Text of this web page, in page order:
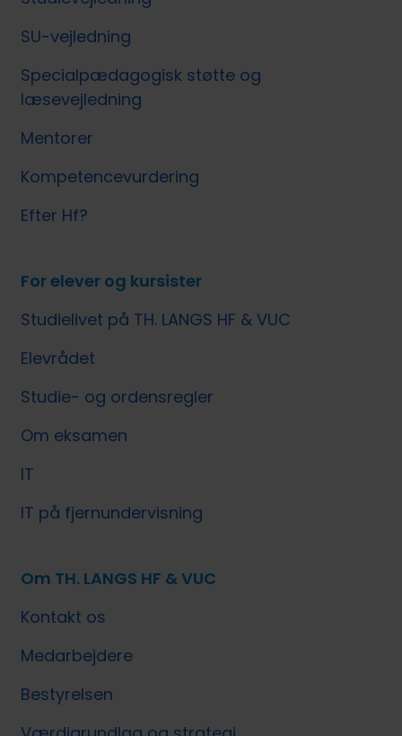
SU-vejledning
Specialpædagogisk støtte og
læsevejledning
Mentorer
Kompetencevurdering
Efter Hf?
For elever og kursister
Studielivet på TH. LANGS HF & VUC
Elevrådet
Studie- og ordensregler
Om eksamen
IT
IT på fjernundervisning
Om TH. LANGS HF & VUC
Kontakt os
Medarbejdere
Bestyrelsen